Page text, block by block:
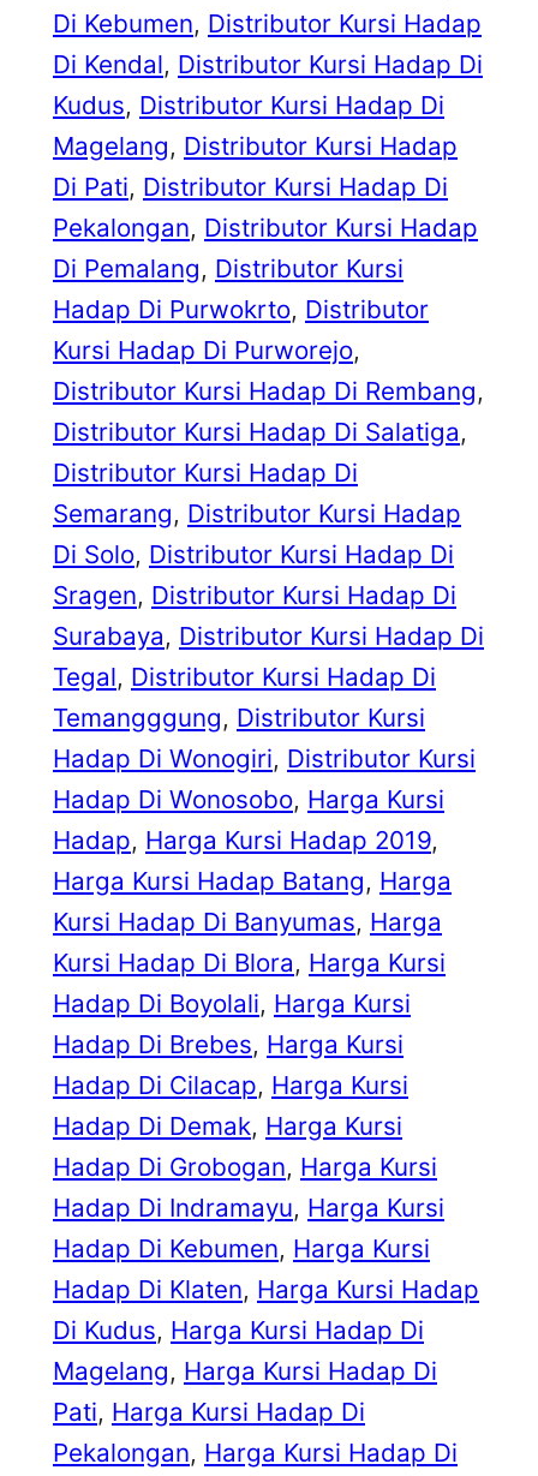
Di Kebumen, Distributor Kursi Hadap
Di Kendal, Distributor Kursi Hadap Di
Kudus, Distributor Kursi Hadap Di
Magelang, Distributor Kursi Hadap
Di Pati, Distributor Kursi Hadap Di
Pekalongan, Distributor Kursi Hadap
Di Pemalang, Distributor Kursi
Hadap Di Purwokrto, Distributor
Kursi Hadap Di Purworejo
Distributor Kursi Hadap Di Rembang
Distributor Kursi Hadap Di Salatiga
Distributor Kursi Hadap Di
Semarang, Distributor Kursi Hadap
Di Solo, Distributor Kursi Hadap Di
Sragen, Distributor Kursi Hadap Di
Surabaya, Distributor Kursi Hadap Di
Tegal, Distributor Kursi Hadap Di
Temangggung, Distributor Kursi
Hadap Di Wonogiri, Distributor Kursi
Hadap Di Wonosobo, Harga Kursi
Hadap, Harga Kursi Hadap 2019
Harga Kursi Hadap Batang, Harga
Kursi Hadap Di Banyumas, Harga
Kursi Hadap Di Blora, Harga Kursi
Hadap Di Boyolali, Harga Kursi
Hadap Di Brebes, Harga Kursi
Hadap Di Cilacap, Harga Kursi
Hadap Di Demak, Harga Kursi
Hadap Di Grobogan, Harga Kursi
Hadap Di Indramayu, Harga Kursi
Hadap Di Kebumen, Harga Kursi
Hadap Di Klaten, Harga Kursi Hadap
Di Kudus, Harga Kursi Hadap Di
Magelang, Harga Kursi Hadap Di
Pati, Harga Kursi Hadap Di
Pekalongan, Harga Kursi Hadap Di